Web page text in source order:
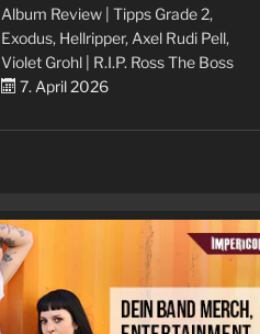
Album Review | Tipps Grade 2,
Exodus, Hellripper, Axel Rudi Pell,
Violet Grohl | R.I.P. Ross The Boss
7. April 2026